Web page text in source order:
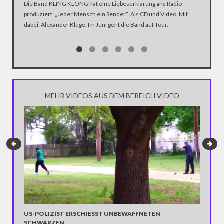
Die Band KLING KLONG hat eine Liebeserklärung ans Radio
produziert: „Jeder Mensch ein Sender“. Als CD und Video. Mit
dabei: Alexander Kluge. Im Juni geht die Band auf Tour.
MEHR VIDEOS AUS DEM BEREICH VIDEO
US-POLIZIST ERSCHIESST UNBEWAFFNETEN S